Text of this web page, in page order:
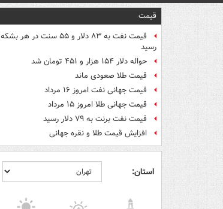
قیمت
قیمت نفت به ۸۳ دلار و ۵۵ سنت در هر بشکه
رسید
حواله دلار ۱۵۴ هزار و ۴۵۱ تومان شد
قیمت طلا صعودی ماند
قیمت جهانی نفت امروز ۱۶ مرداد
قیمت جهانی طلا امروز ۱۵ مرداد
قیمت نفت برنت به ۷۹ دلار رسید
افزایش قیمت طلا و نقره جهانی
استان: